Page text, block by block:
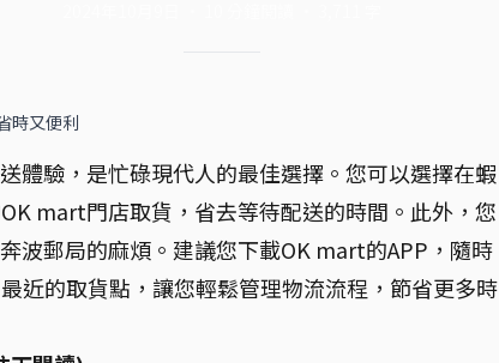
時又便利
體驗，是忙碌現代人的最佳選擇。您可以選擇在蝦
mart門店取貨，省去等待配送的時間。此外，您
波郵局的麻煩。建議您下載OK mart的APP，隨時
近的取貨點，讓您輕鬆管理物流流程，節省更多時